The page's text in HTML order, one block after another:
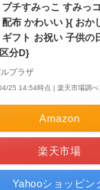
チすみっこ すみっ
配布 かわいい }{ おか
ギフト お祝い 子供の
分D}
プラザ
25 14:54時点 | 楽天市場調べ
Amazon
楽天市場
Yahooショッピン